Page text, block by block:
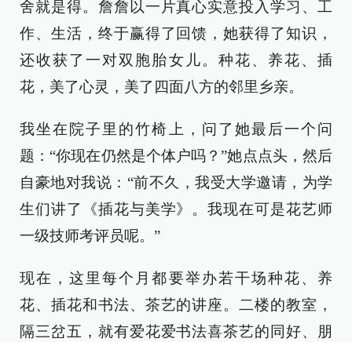
舍就是得。詹詹以一片真心实意投入学习、工
作、生活，终于赢得了回馈，她获得了知识，
还收获了一对双胞胎女儿。种花、养花、插
花，美了心灵，美了四面八方的邻里乡亲。
我坐在院子里的竹椅上，问了她最后一个问
题：“你现在仍然是个体户吗？”她点点头，然后
自豪地对我说：“前不久，我受大学邀请，为学
生们讲了《插花与美学》。我现在可是花艺师
一级技师考评员呢。”
现在，这里每个月都要举办若干场种花、养
花、插花和书法、茶艺的讲座。二楼的教室，
隔三岔五，就有爱花爱书法喜茶艺的同好、朋